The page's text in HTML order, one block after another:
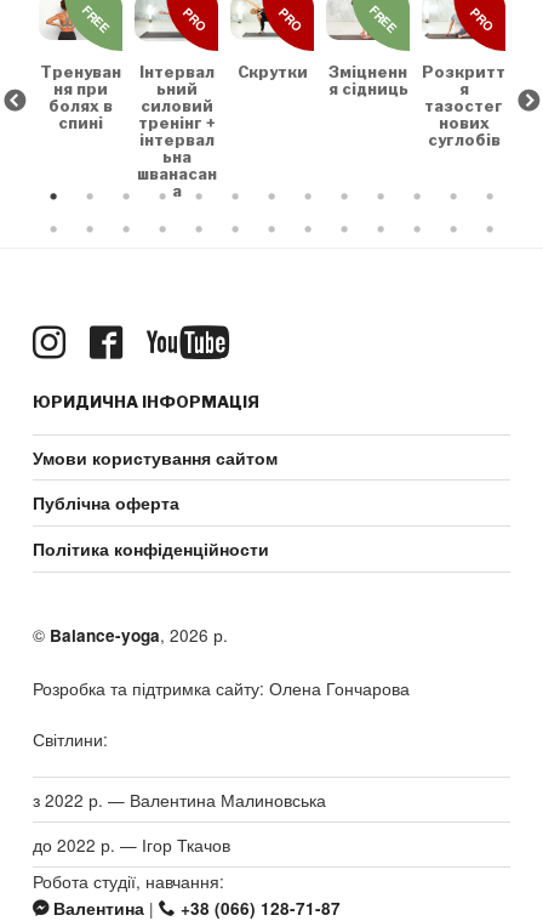
Тренуван
ня при
болях в
спині
FREE
Інтервал
ьний
силовий
тренінг +
інтервал
ьна
шванасан
а
PRO
Скрутки
PRO
Зміцненн
я сідниць
FREE
Розкритт
я
тазостег
нових
суглобів
PRO
ЮРИДИЧНА ІНФОРМАЦІЯ
Умови користування сайтом
Публічна оферта
Політика конфіденційности
© Balance-yoga, 2026 р.
Розробка та підтримка сайту: Олена Гончарова
Світлини:
з 2022 р. — Валентина Малиновська
до 2022 р. — Ігор Ткачов
Робота студії, навчання:
Валентина | +38 (066) 128-71-87